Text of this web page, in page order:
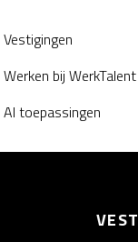
Vestigingen
Werken bij WerkTalent
AI toepassingen